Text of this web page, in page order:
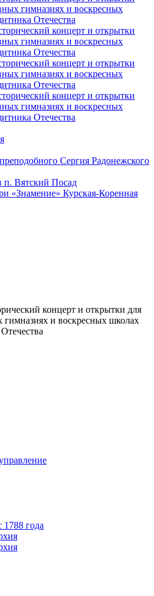
Сергия Радонежского
п. Вятский Посад
«Знамение» Курская-Коренная
концерт и открытки для
гимназиях и воскресных школах
года